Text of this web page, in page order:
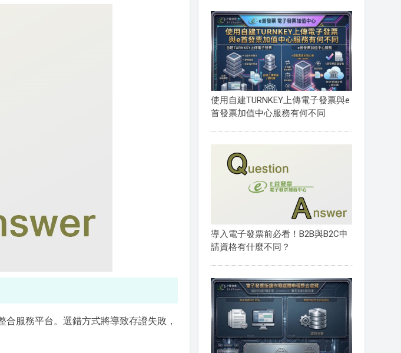
服務平台。選錯方式將導致存證失敗，
使用自建TURNKEY上傳電子發票與e
首發票加值中心服務有何不同
導入電子發票前必看！B2B與B2C申
請資格有什麼不同？